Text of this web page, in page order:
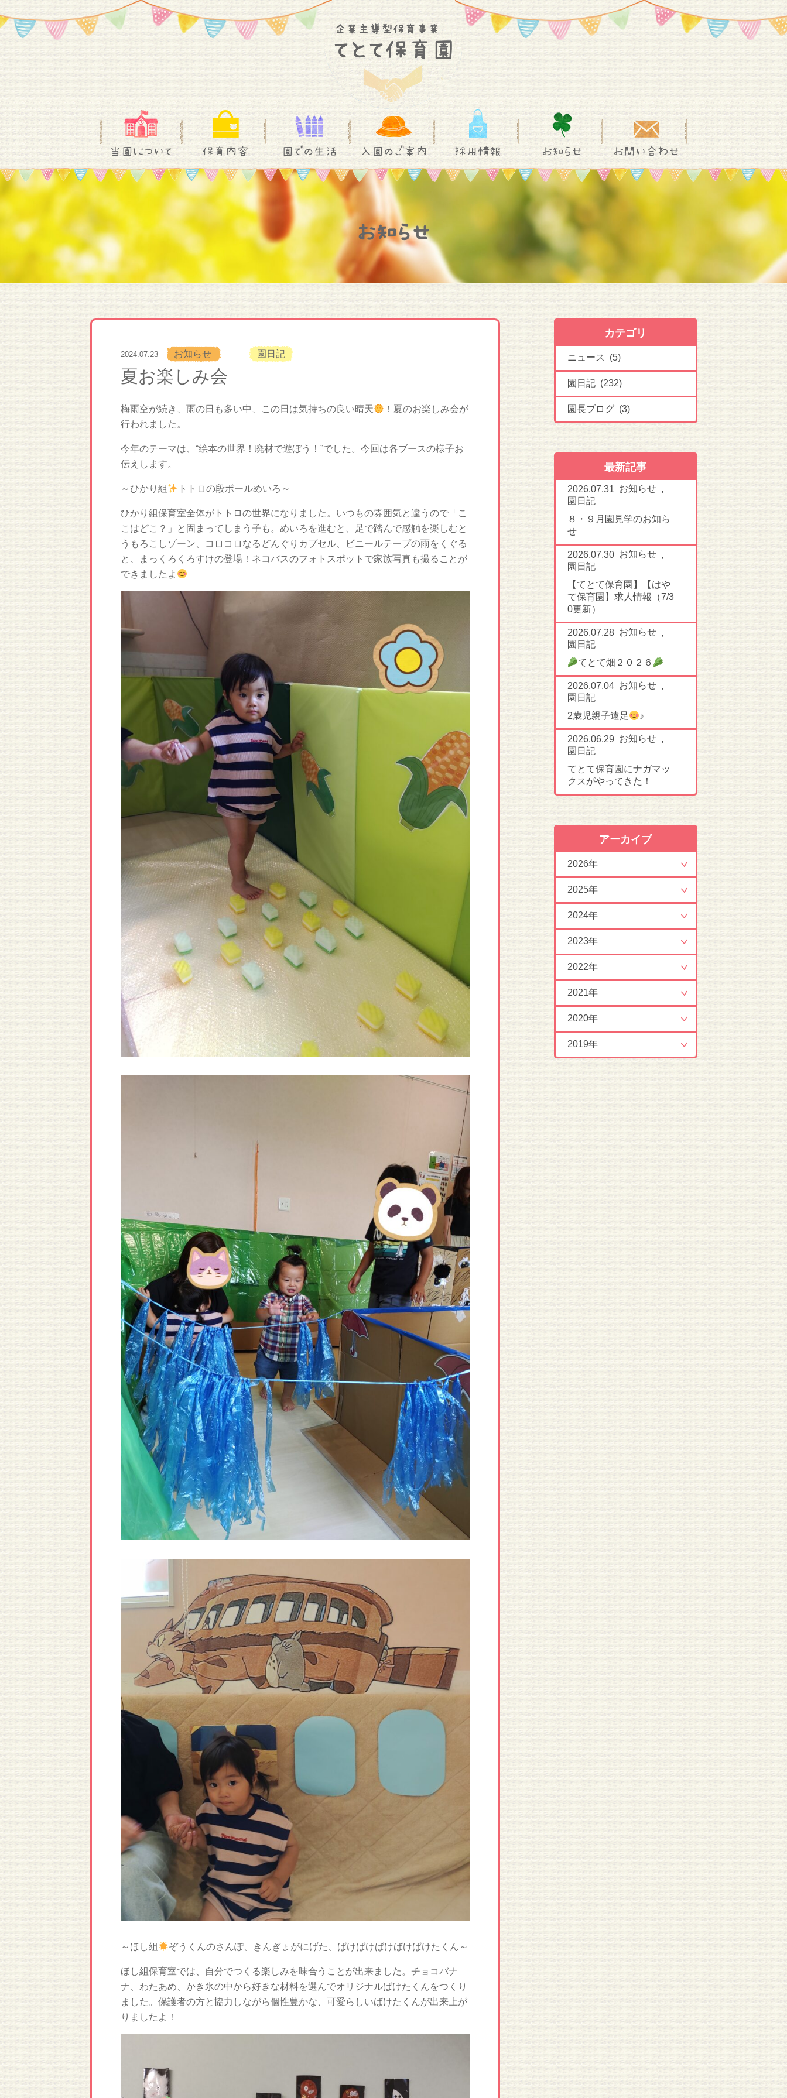
当園について 保育内容 園での生活 入園のご案内 採用情報 お知らせ お問い合わせ
お知らせ
2024.07.23 お知らせ 園日記
夏お楽しみ会
梅雨空が続き、雨の日も多い中、この日は気持ちの良い晴天
！夏のお楽しみ会が
行われました。
今年のテーマは、“絵本の世界！廃材で遊ぼう！”でした。今回は各ブースの様子お
伝えします。
～ひかり組 トトロの段ボールめいろ～
ひかり組保育室全体がトトロの世界になりました。いつもの雰囲気と違うので「こ
こはどこ？」と固まってしまう子も。めいろを進むと、足で踏んで感触を楽しむと
うもろこしゾーン、コロコロなるどんぐりカプセル、ビニールテープの雨をくぐる
と、まっくろくろすけの登場！ネコバスのフォトスポットで家族写真も撮ることが
できましたよ
～ほし組 ぞうくんのさんぽ、きんぎょがにげた、ばけばけばけばけばけたくん～
ほし組保育室では、自分でつくる楽しみを味合うことが出来ました。チョコバナ
ナ、わたあめ、かき氷の中から好きな材料を選んでオリジナルばけたくんをつくり
ました。保護者の方と協力しながら個性豊かな、可愛らしいばけたくんが出来上が
りましたよ！
カテゴリ
ニュース (5)
園日記 (232)
園長ブログ (3)
最新記事
2026.07.31 お知らせ ,
園日記
８・９月園見学のお知ら
せ
2026.07.30 お知らせ ,
園日記
【てとて保育園】【はや
て保育園】求人情報（7/3
0更新）
2026.07.28 お知らせ ,
園日記
てとて畑２０２６
2026.07.04 お知らせ ,
園日記
2歳児親子遠足
♪
2026.06.29 お知らせ ,
園日記
てとて保育園にナガマッ
クスがやってきた！
アーカイブ
2026年
2025年
2024年
2023年
2022年
2021年
2020年
2019年